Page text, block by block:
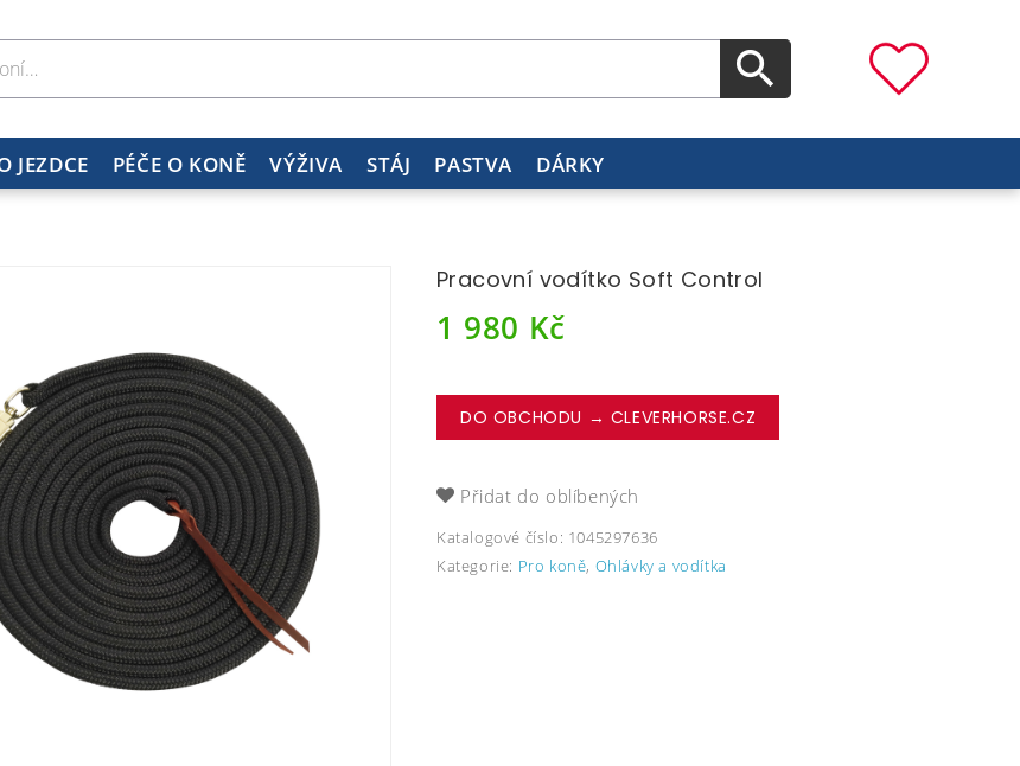
JEZDCE PÉČE O KONĚ VÝŽIVA STÁJ PASTVA DÁRKY
Pracovní vodítko Soft Control
1 980 Kč
DO OBCHODU → CLEVERHORSE.CZ
Přidat do oblíbených
Katalogové číslo: 1045297636
Kategorie: Pro koně, Ohlávky a vodítka